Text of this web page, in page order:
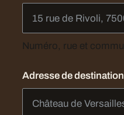
Adresse de destination